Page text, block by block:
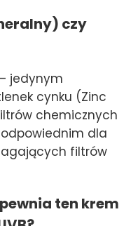
czy
jedynym
cynku (Zinc
chemicznych
dla
filtrów
ten krem